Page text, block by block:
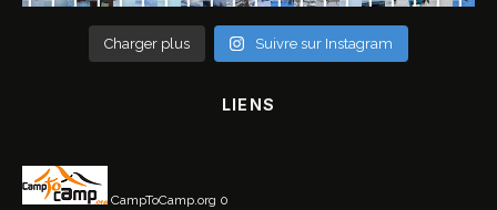
Charger plus Suivre sur Instagram
LIENS
CampToCamp.org 0